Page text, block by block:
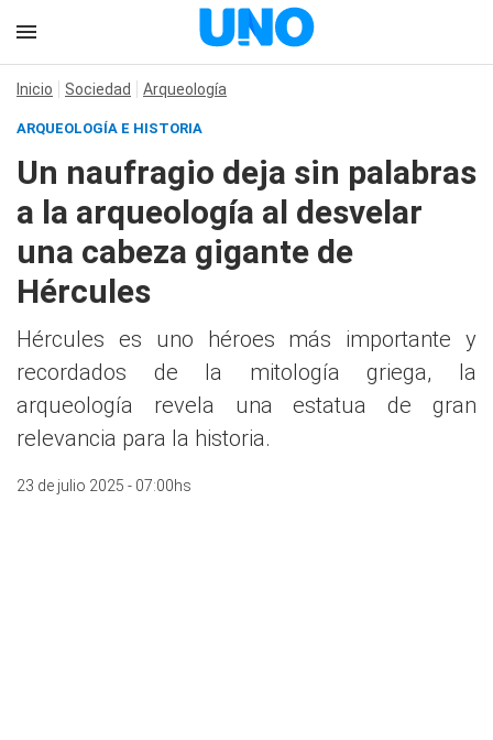
Inicio Sociedad Arqueología
ARQUEOLOGÍA E HISTORIA
Un naufragio deja sin palabras
a la arqueología al desvelar
una cabeza gigante de
Hércules
Hércules es uno héroes más importante y
recordados de la mitología griega, la
arqueología revela una estatua de gran
relevancia para la historia.
23 de julio 2025 - 07:00hs